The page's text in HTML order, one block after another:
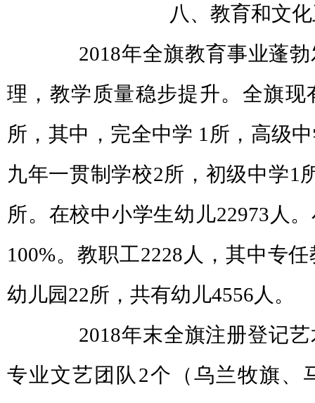
八、教育和文化
2018年全旗教育事业蓬勃
理，教学质量稳步提升。全旗现
所，其中，完全中学 1所，高级
九年一贯制学校2所，初级中学1
所。在校中小学生幼儿22973人
100%。教职工2228人，其中专
幼儿园22所，共有幼儿4556人。
2018年末全旗注册登记艺
专业文艺团队2个（乌兰牧旗、